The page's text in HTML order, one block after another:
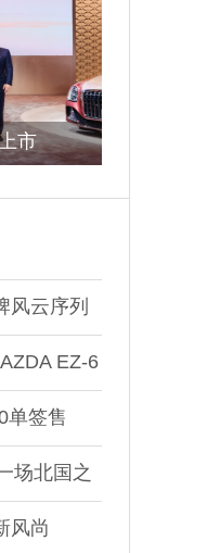
市
风云序列
EZ-6
单签售
空降现
场北国之
风尚